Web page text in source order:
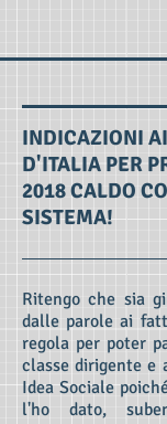
INDICAZIONI
D'ITALIA PER
2018 CALDO
SISTEMA!
Ritengo che sia
dalle parole ai
regola per poter
classe dirigente e
Idea Sociale
l'ho dato,